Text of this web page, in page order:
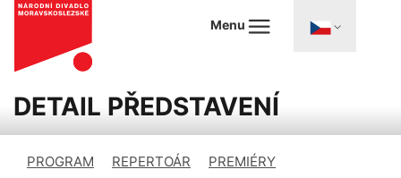
Menu
DETAIL PŘEDSTAVENÍ
PROGRAM REPERTOÁR
PREMIÉRY